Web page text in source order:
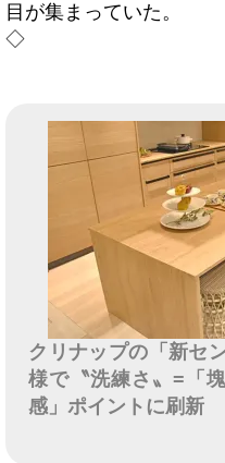
目が集まっていた。
◇
クリナップの「新セ
様で〝洗練さ〟=「
感」ポイントに刷新